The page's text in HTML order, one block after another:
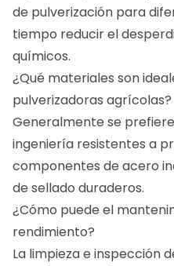
de pulverización para
tiempo reducir el
químicos.
¿Qué materiales son
pulverizadoras agrícolas?
Generalmente se
ingeniería resistentes a
componentes de acero
de sellado duraderos.
¿Cómo puede el
rendimiento?
La limpieza e inspección